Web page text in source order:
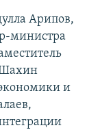
Арипов,
министра
и